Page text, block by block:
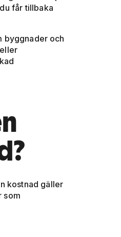
får tillbaka
byggnader och
kostnad gäller
som